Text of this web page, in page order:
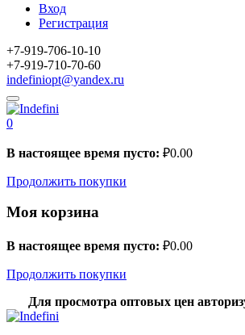
Вход
Регистрация
+7-919-706-10-10
+7-919-710-70-60
indefiniopt@yandex.ru
0
В настоящее время пусто: ₽0.00
Продолжить покупки
Моя корзина
В настоящее время пусто: ₽0.00
Продолжить покупки
Для просмотра оптовых цен